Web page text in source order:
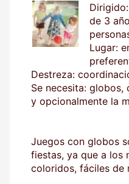
de 3
Lugar:
Destreza:
Se necesita: globos,
y opcionalmente la
Juegos con globos
fiestas, ya que a los
coloridos, fáciles de